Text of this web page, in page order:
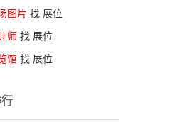
图片 找 展位
师 找 展位
馆 找 展位